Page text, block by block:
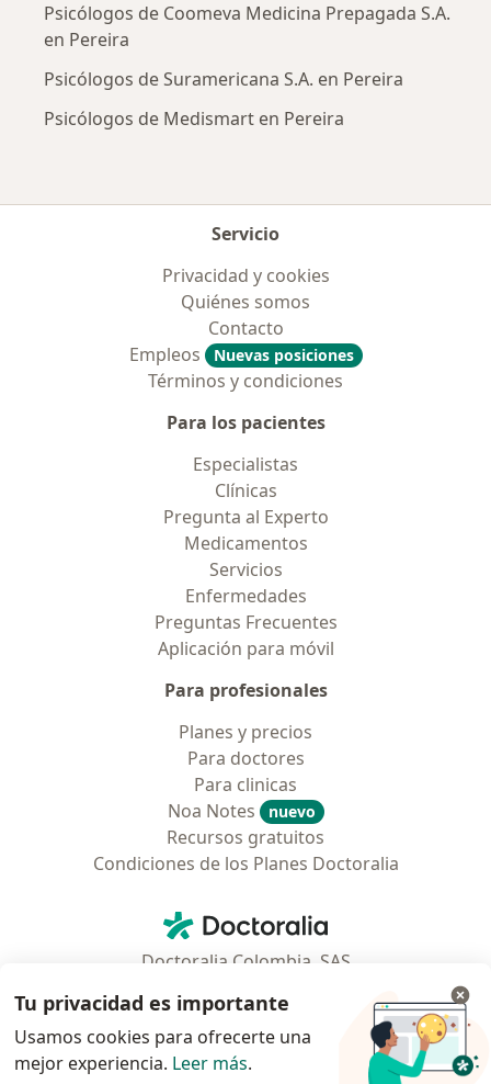
Psicólogos de Coomeva Medicina Prepagada S.A.
en Pereira
Psicólogos de Suramericana S.A. en Pereira
Psicólogos de Medismart en Pereira
Servicio
Privacidad y cookies
Quiénes somos
Contacto
Empleos
Nuevas posiciones
Términos y condiciones
Para los pacientes
Especialistas
Clínicas
Pregunta al Experto
Medicamentos
Servicios
Enfermedades
Preguntas Frecuentes
Aplicación para móvil
Para profesionales
Planes y precios
Para doctores
Para clinicas
Noa Notes
nuevo
Recursos gratuitos
Condiciones de los Planes Doctoralia
Doctoralia - Página de inicio
Doctoralia Colombia, SAS
Municipio: Bogotá D.C., Colombia
Tu privacidad es importante
Usamos cookies para ofrecerte una
mejor experiencia. Leer más.